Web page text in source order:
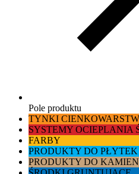
Pole produktu
TYNKI
SYSTEMY OCIEPLANIA
FARBY
PRODUKTY DO PŁYTEK
PRODUKTY DO